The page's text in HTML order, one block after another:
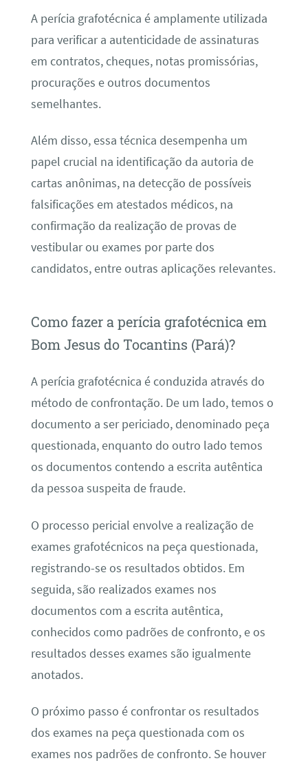
A perícia grafotécnica é amplamente utilizada
para verificar a autenticidade de assinaturas
em contratos, cheques, notas promissórias,
procurações e outros documentos
semelhantes.
Além disso, essa técnica desempenha um
papel crucial na identificação da autoria de
cartas anônimas, na detecção de possíveis
falsificações em atestados médicos, na
confirmação da realização de provas de
vestibular ou exames por parte dos
candidatos, entre outras aplicações relevantes.
Como fazer a perícia grafotécnica em
Bom Jesus do Tocantins (Pará)?
A perícia grafotécnica é conduzida através do
método de confrontação. De um lado, temos o
documento a ser periciado, denominado peça
questionada, enquanto do outro lado temos
os documentos contendo a escrita autêntica
da pessoa suspeita de fraude.
O processo pericial envolve a realização de
exames grafotécnicos na peça questionada,
registrando-se os resultados obtidos. Em
seguida, são realizados exames nos
documentos com a escrita autêntica,
conhecidos como padrões de confronto, e os
resultados desses exames são igualmente
anotados.
O próximo passo é confrontar os resultados
dos exames na peça questionada com os
exames nos padrões de confronto. Se houver